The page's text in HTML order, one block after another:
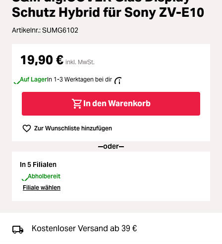
Licht & Studio
Bildbearbeitung
Ferngläser
Second Hand
Schutz Hybrid für Sony ZV-E10
Artikelnr.:SUMG6102
19,90 € inkl. MwSt.
Auf LagerIn 1-3 Werktagen bei dir
In den Warenkorb
Zur Wunschliste hinzufügen
oder
In 5 Filialen
Abholbereit
Filiale wählen
Kostenloser Versand ab 39 €